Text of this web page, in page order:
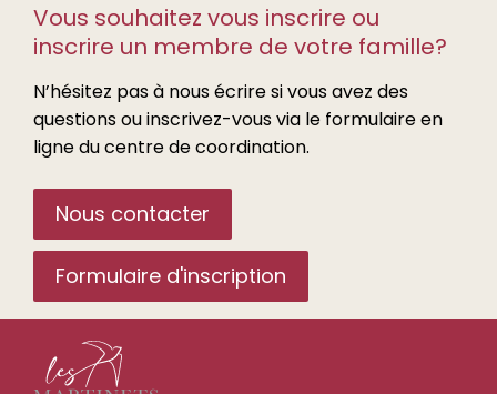
Vous souhaitez vous inscrire ou
inscrire un membre de votre famille?
N’hésitez pas à nous écrire si vous avez des
questions ou inscrivez-vous via le formulaire en
ligne du centre de coordination.
Nous contacter
Formulaire d'inscription